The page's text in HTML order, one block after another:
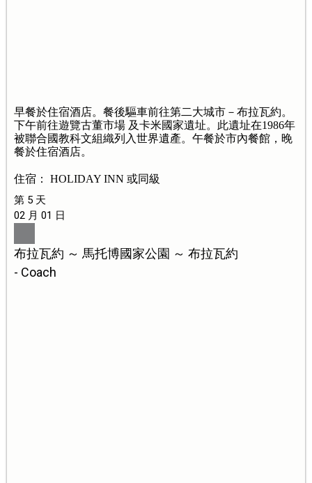
早餐於住宿酒店。餐後驅車前往第二大城市－布拉瓦約。
下午前往遊覽古董市場 及卡米國家遺址。此遺址在1986年
被聯合國教科文組織列入世界遺產。午餐於市內餐館，晚
餐於住宿酒店。
住宿： HOLIDAY INN 或同級
第 5 天
02 月 01 日
布拉瓦約 ～ 馬托博國家公園 ～ 布拉瓦約
- Coach